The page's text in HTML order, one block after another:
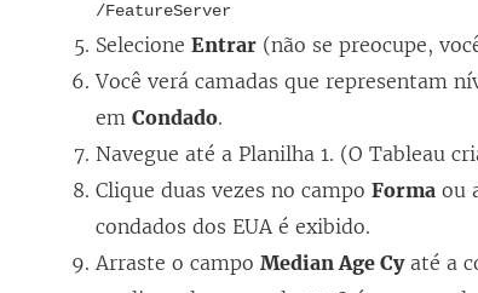
/FeatureServer
SelecioneEntrar (não se preocupe,
Você verá camadas que representam
emCondado.
Navegue até a Planilha 1. (O Tableau
Clique duas vezes no campoForma ou
condados dos EUA é exibido.
Arraste o campoMedian Age Cyaté a